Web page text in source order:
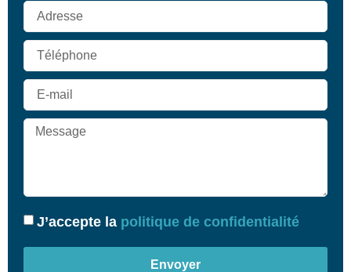
J’accepte la politique de confidentialité
Envoyer